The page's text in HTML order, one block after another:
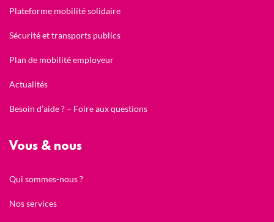
Plateforme mobilité solidaire
Sécurité et transports publics
Plan de mobilité employeur
Actualités
Besoin d’aide ? – Foire aux questions
Vous & nous
Qui sommes-nous ?
Nos services